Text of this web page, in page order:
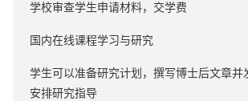
学校审查学生申请材料，交学费
国内在线课程学习与研究
学生可以准备研究计划，撰写博士后文章并
安排研究指导